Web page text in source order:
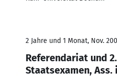
2 Jahre und 1 Monat, Nov.
Referendariat und
Staatsexamen, Ass.